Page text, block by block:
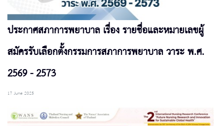
ประกาศสภาการพยาบาล เรื่อง รายชื่อและหมายเลขผู้
สมัครรับเลือกตั้งกรรมการสภาการพยาบาล วาระ พ.ศ.
2569 - 2573
17 June 2025